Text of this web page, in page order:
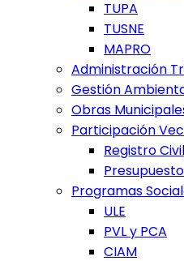
TUPA
TUSNE
MAPRO
Administración
Gestión
Obras
Participación
Registro Civil
Programas
ULE
PVL y PCA
CIAM